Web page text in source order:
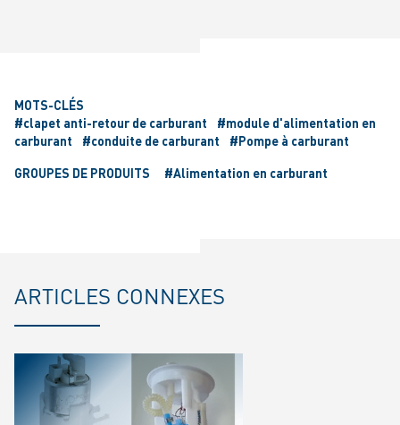
MOTS-CLÉS
#clapet anti-retour de carburant
#module d'alimentation en
carburant
#conduite de carburant
#Pompe à carburant
GROUPES DE PRODUITS
#Alimentation en carburant
ARTICLES CONNEXES